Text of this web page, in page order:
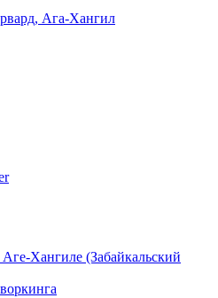
Ага-Хангил
Хангиле (Забайкальский